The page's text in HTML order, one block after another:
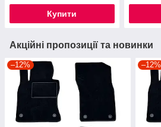
Купити
Акційні пропозиції та новинки
–12% –12%